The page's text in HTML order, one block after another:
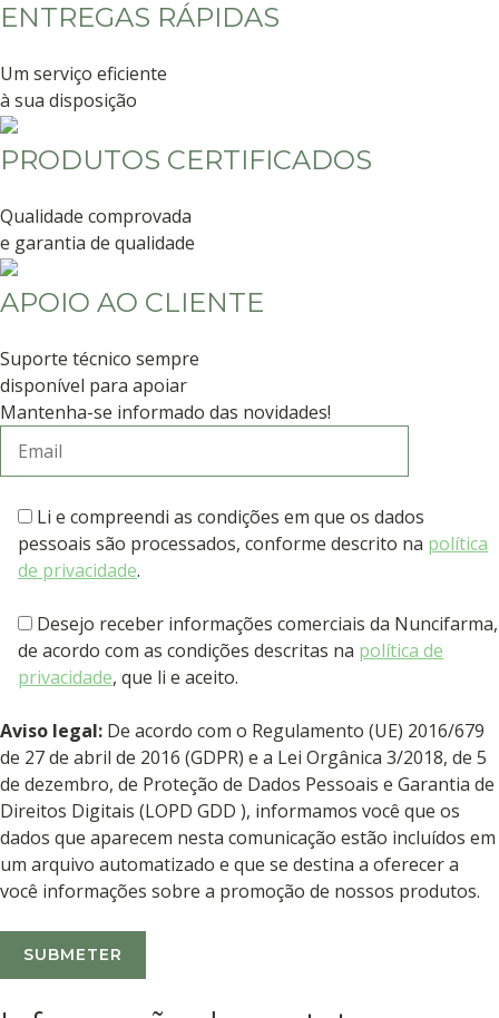
ENTREGAS RÁPIDAS
Um serviço eficiente
à sua disposição
PRODUTOS CERTIFICADOS
Qualidade comprovada
e garantia de qualidade
APOIO AO CLIENTE
Suporte técnico sempre
disponível para apoiar
Mantenha-se informado das novidades!
Li e compreendi as condições em que os dados
pessoais são processados, conforme descrito na política
de privacidade.
Desejo receber informações comerciais da Nuncifarma,
de acordo com as condições descritas na política de
privacidade, que li e aceito.
Aviso legal: De acordo com o Regulamento (UE) 2016/679
de 27 de abril de 2016 (GDPR) e a Lei Orgânica 3/2018, de 5
de dezembro, de Proteção de Dados Pessoais e Garantia de
Direitos Digitais (LOPD GDD ), informamos você que os
dados que aparecem nesta comunicação estão incluídos em
um arquivo automatizado e que se destina a oferecer a
você informações sobre a promoção de nossos produtos.